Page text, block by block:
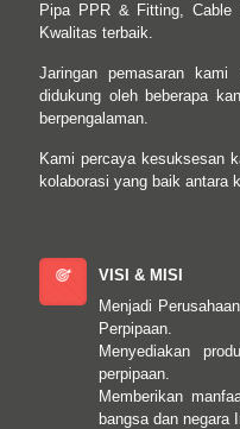
Pipa PPR & Fitting, Cable
Kwalitas terbaik.
Jaringan pemasaran kami
didukung oleh beberapa
berpengalaman.
Kami percaya kesuksesan
kolaborasi yang baik antara
VISI & MISI
Menjadi
Perpipaan.
Menyediakan
perpipaan.
Memberikan
bangsa dan negara